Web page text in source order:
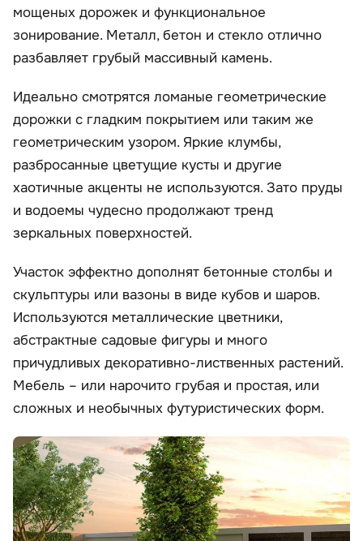
мощеных дорожек и функциональное
зонирование. Металл, бетон и стекло отлично
разбавляет грубый массивный камень.
Идеально смотрятся ломаные геометрические
дорожки с гладким покрытием или таким же
геометрическим узором. Яркие клумбы,
разбросанные цветущие кусты и другие
хаотичные акценты не используются. Зато пруды
и водоемы чудесно продолжают тренд
зеркальных поверхностей.
Участок эффектно дополнят бетонные столбы и
скульптуры или вазоны в виде кубов и шаров.
Используются металлические цветники,
абстрактные садовые фигуры и много
причудливых декоративно-лиственных растений.
Мебель – или нарочито грубая и простая, или
сложных и необычных футуристических форм.